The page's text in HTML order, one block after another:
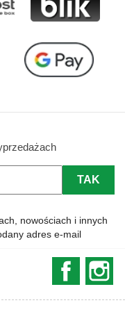
nowościach i innych
adres e-mail